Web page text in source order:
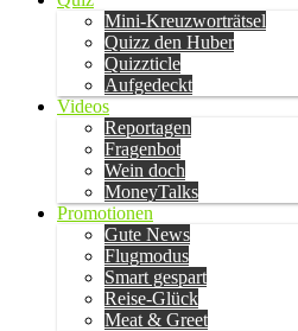
Mini-Kreuzworträtsel
Quizz den Huber
Quizzticle
Aufgedeckt
Videos
Reportagen
Fragenbot
Wein doch
MoneyTalks
Promotionen
Gute News
Flugmodus
Smart gespart
Reise-Glück
Meat & Greet